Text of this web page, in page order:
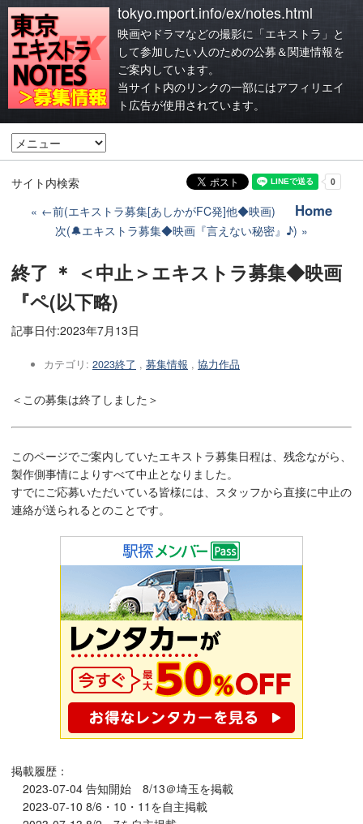
tokyo.mport.info/ex/notes.html
映画やドラマなどの撮影に「エキストラ」と
して参加したい人のための公募＆関連情報を
ご案内しています。
当サイト内のリンクの一部にはアフィリエイ
ト広告が使用されています。
サイト内検索
←前(エキストラ募集[あしかがFC発]他◆映画)
Home
次(🔔エキストラ募集◆映画『言えない秘密』♪)
終了 ＊ ＜中止＞エキストラ募集◆映画
『ペ(以下略)
記事日付:2023年7月13日
カテゴリ: 2023終了 , 募集情報 , 協力作品
＜この募集は終了しました＞
このページでご案内していたエキストラ募集日程は、残念ながら、
製作側事情によりすべて中止となりました。
すでにご応募いただいている皆様には、スタッフから直接に中止の
連絡が送られるとのことです。
掲載履歴：
2023-07-04 告知開始 8/13＠埼玉を掲載
2023-07-10 8/6・10・11を自主掲載